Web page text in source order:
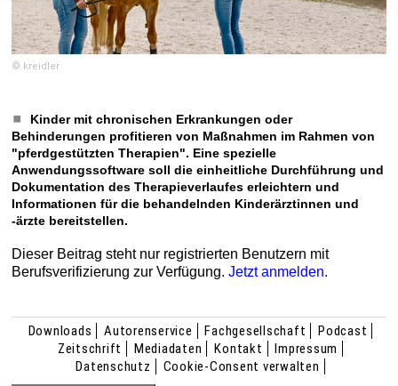
© kreidler
Kinder mit chronischen Erkrankungen oder
Behinderungen profitieren von Maßnahmen im Rahmen von
"pferdgestützten Therapien". Eine spezielle
Anwendungssoftware soll die einheitliche Durchführung und
Dokumentation des Therapieverlaufes erleichtern und
Informationen für die behandelnden Kinderärztinnen und
-ärzte bereitstellen.
Dieser Beitrag steht nur registrierten Benutzern mit
Berufsverifizierung zur Verfügung.Jetzt anmelden.
Downloads Autorenservice Fachgesellschaft
Podcast
Zeitschrift
Mediadaten Kontakt
Impressum
Datenschutz
Cookie-Consent verwalten